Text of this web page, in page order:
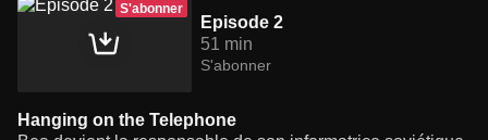
S'abonner
Episode 2
51 min
S'abonner
Hanging on the Telephone